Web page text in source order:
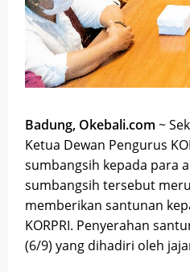
Badung, Okebali.com ~
Ketua Dewan Pengurus
sumbangsih kepada para
sumbangsih tersebut
memberikan santunan
KORPRI. Penyerahan
(6/9) yang dihadiri oleh